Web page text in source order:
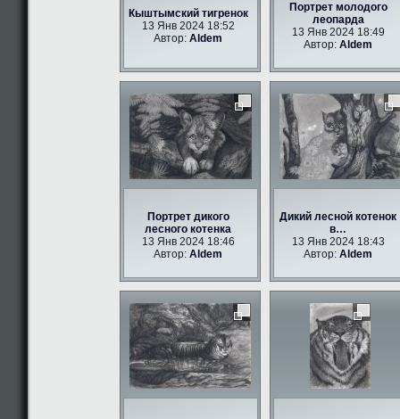
Кыштымский тигренок
13 Янв 2024 18:52
Автор:Aldem
Портрет молодого
леопарда
13 Янв 2024 18:49
Автор:Aldem
Портрет дикого
лесного котенка
13 Янв 2024 18:46
Автор:Aldem
Дикий лесной котенок
в…
13 Янв 2024 18:43
Автор:Aldem